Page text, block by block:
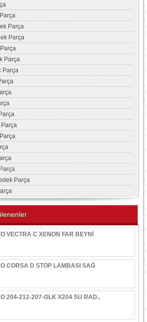
Parça
Parça
Parça
Parça
Parça
VECTRA C XENON FAR BEYNİ
CORSA D STOP LAMBASI SAĞ
204-212-207-GLK X204 SU RAD..